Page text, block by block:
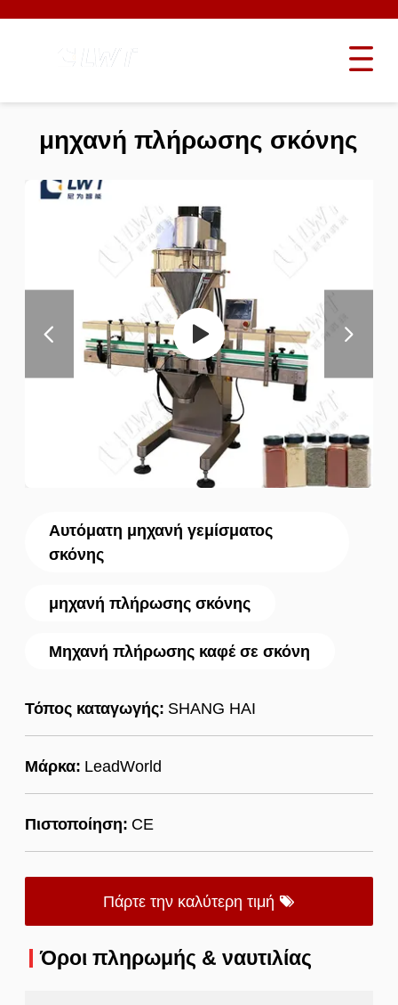
Αυτόματη μηχανή γεμίσματος
σκόνης
μηχανή πλήρωσης σκόνης
Μηχανή πλήρωσης καφέ σε σκόνη
Τόπος καταγωγής: SHANG HAI
Μάρκα: LeadWorld
Πιστοποίηση: CE
Πάρτε την καλύτερη τιμή
μηχανή πλήρωσης σκόνης
Όροι πληρωμής & ναυτιλίας